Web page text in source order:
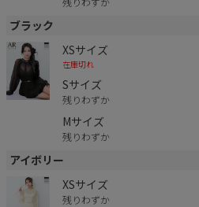
ブラック
XSサイズ
在庫切れ
Sサイズ
残りわずか
Mサイズ
残りわずか
アイボリー
XSサイズ
残りわずか